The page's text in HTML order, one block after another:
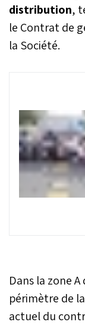
distribution,
le Contrat de
la Société.
Dans la zone
périmètre de
actuel du